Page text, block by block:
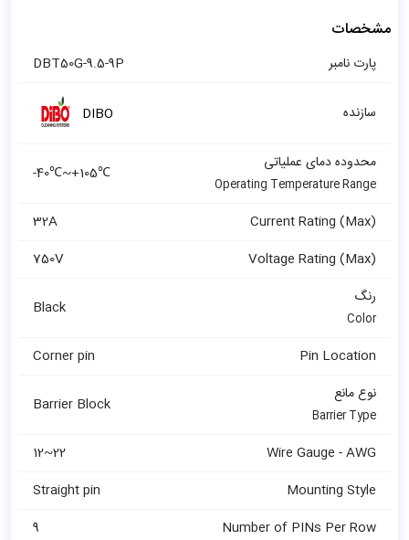
مشخصات
پارت نامبر DBT50G-9.5-9P
سازنده DIBO
محدوده دمای عملیاتی
Operating Temperature Range
-40℃~+105℃
Current Rating (Max)
32A
Voltage Rating (Max)
750V
رنگ
Color
Black
Pin Location
Corner pin
نوع مانع
Barrier Type
Barrier Block
Wire Gauge - AWG
12~22
Mounting Style
Straight pin
Number of PINs Per Row
9